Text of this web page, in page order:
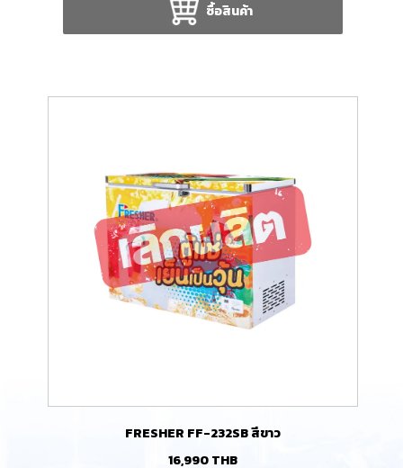
ซื้อสินค้า
FRESHER FF-232SB สีขาว
16,990THB